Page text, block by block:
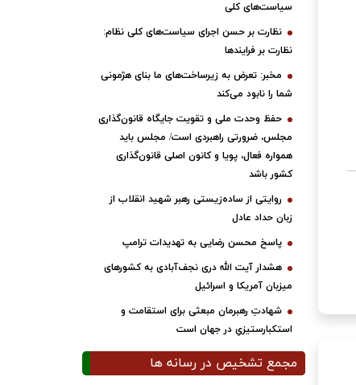
سیاست‌های کلی
نظارت بر حسن اجرای سیاست‌های کلی نظام:
نظارت بر فرایندها
مخبر: تعرض به زیرساخت‌های ما بنای هژمونی
شما را نابود می‌کند
حفظ وحدت ملی و تقویت جایگاه قانون‌گذاری
مجلس، ضرورتی راهبردی است/ مجلس باید
همواره فعال، پویا و کانون اصلی قانون‌گذاری
کشور باشد
روایتی از ساده‌زیستی رهبر شهید انقلاب از
زبان حداد عادل
پاسخ محسن رضایی به تهدیدات ترامپ
هشدار آیت الله دری نجف‌آبادی به کشورهای
میزبان آمریکا و اسرائیل
شهادتِ رهبرمان مبعثی برای استقامت و
استکبارستیزیِ در جهان است
مجمع تشخیص در رسانه ها